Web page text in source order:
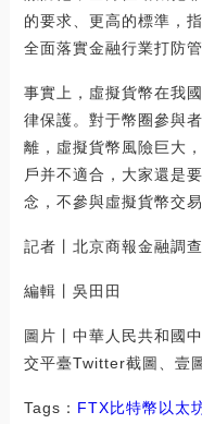
的要求、更高的標準，
全面落實金融行業打防
事實上，虛擬貨幣在我
律保護。對于幣圈參與
離，虛擬貨幣風險巨大
戶并不適合，大家還是
念，不參與虛擬貨幣交易
記者丨北京商報金融調
編輯丨吳田田
圖片丨中華人民共和國
交平臺Twitter截圖、壹
Tags： FTX比特幣 以太